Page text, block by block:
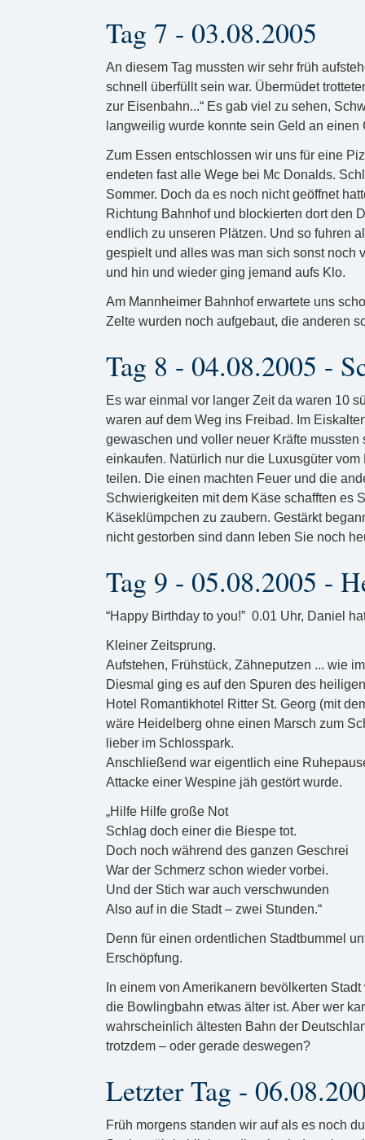
Tag 7 - 03.08.2005
An diesem Tag mussten wir sehr früh
schnell überfüllt sein war. Übermüdet
zur Eisenbahn...“ Es gab viel zu sehen,
langweilig wurde konnte sein Geld an
Zum Essen entschlossen wir uns für eine
endeten fast alle Wege bei Mc Donalds.
Sommer. Doch da es noch nicht geöffnet
Richtung Bahnhof und blockierten dort den
endlich zu unseren Plätzen. Und so fuhren
gespielt und alles was man sich sonst noch
und hin und wieder ging jemand aufs Klo.
Am Mannheimer Bahnhof erwartete uns
Zelte wurden noch aufgebaut, die anderen
Tag 8 - 04.08.2005 -
Es war einmal vor langer Zeit da waren 10
waren auf dem Weg ins Freibad. Im
gewaschen und voller neuer Kräfte
einkaufen. Natürlich nur die Luxusgüter
teilen. Die einen machten Feuer und die
Schwierigkeiten mit dem Käse schafften es
Käseklümpchen zu zaubern. Gestärkt
nicht gestorben sind dann leben Sie noch
Tag 9 - 05.08.2005 -
“Happy Birthday to you!” 0.01 Uhr, Daniel
Kleiner Zeitsprung.
Aufstehen, Frühstück, Zähneputzen ... wie
Diesmal ging es auf den Spuren des
Hotel Romantikhotel Ritter St. Georg (mit
wäre Heidelberg ohne einen Marsch zum
lieber im Schlosspark.
Anschließend war eigentlich eine
Attacke einer Wespine jäh gestört wurde.
„Hilfe Hilfe große Not
Schlag doch einer die Biespe tot.
Doch noch während des ganzen Geschrei
War der Schmerz schon wieder vorbei.
Und der Stich war auch verschwunden
Also auf in die Stadt – zwei Stunden.“
Denn für einen ordentlichen Stadtbummel
Erschöpfung.
In einem von Amerikanern bevölkerten
die Bowlingbahn etwas älter ist. Aber wer
wahrscheinlich ältesten Bahn der
trotzdem – oder gerade deswegen?
Letzter Tag -
Früh morgens standen wir auf als es noch